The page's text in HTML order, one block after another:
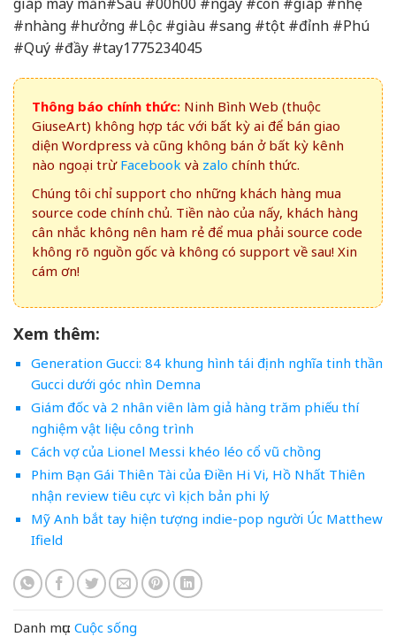
#nhàng #hưởng #Lộc #giàu #sang #tột #đỉnh #Phú
#Quý #đầy #tay1775234045
Thông báo chính thức: Ninh Bình Web (thuộc
GiuseArt) không hợp tác với bất kỳ ai để bán giao
diện Wordpress và cũng không bán ở bất kỳ kênh
nào ngoại trừ Facebook và zalo chính thức.
Chúng tôi chỉ support cho những khách hàng mua
source code chính chủ. Tiền nào của nấy, khách hàng
cân nhắc không nên ham rẻ để mua phải source code
không rõ nguồn gốc và không có support về sau! Xin
cám ơn!
Xem thêm:
Generation Gucci: 84 khung hình tái định nghĩa tinh thần
Gucci dưới góc nhìn Demna
Giám đốc và 2 nhân viên làm giả hàng trăm phiếu thí
nghiệm vật liệu công trình
Cách vợ của Lionel Messi khéo léo cổ vũ chồng
Phim Bạn Gái Thiên Tài của Điền Hi Vi, Hồ Nhất Thiên
nhận review tiêu cực vì kịch bản phi lý
Mỹ Anh bắt tay hiện tượng indie-pop người Úc Matthew
Ifield
Danh mục: Cuộc sống